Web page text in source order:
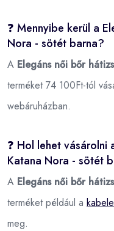
❓ Mennyibe kerül a
Nora - sötét barna?
A Elegáns női bőr
terméket 74 100Ft-tól
webáruházban.
❓ Hol lehet
Katana Nora - sötét
A Elegáns női bőr
terméket például a
meg.